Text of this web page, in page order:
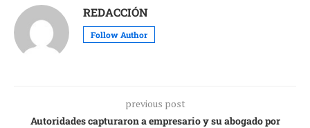
REDACCIÓN
Follow Author
previous post
Autoridades capturaron a empresario y su abogado por